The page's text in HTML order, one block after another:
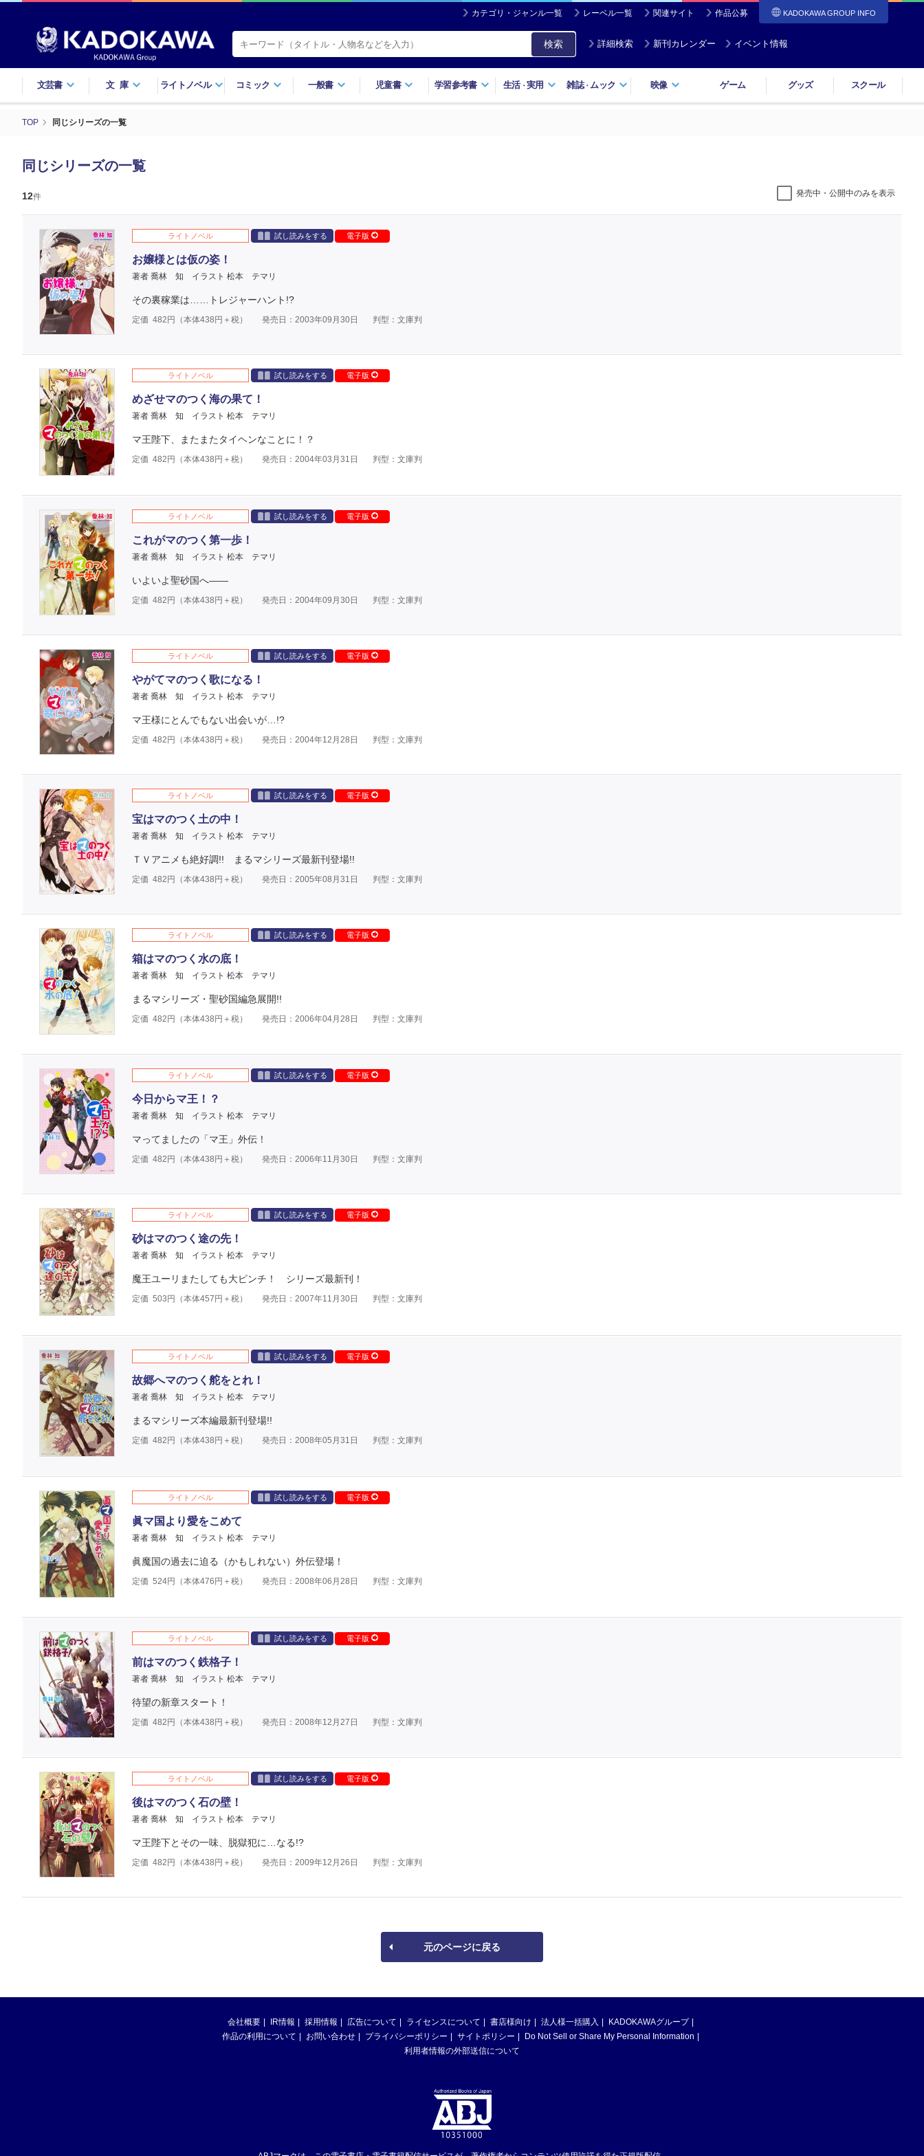
カテゴリ・ジャンル一覧 レーベル一覧 関連サイト 作品公募 KADOKAWA GROUP INFO
検索 詳細検索 新刊カレンダー イベント情報
文芸書 文庫 ライトノベル コミック 一般書 児童書 学習参考書 生活・実用 雑誌・ ムック 映像 ゲーム グッズ スクール
TOP 同じシリーズの一覧
同じシリーズの一覧
12件 発売中・公開中のみを表示
ライトノベル 試し読みをする 電子版
お嬢様とは仮の姿！
著者 喬林 知 イラスト 松本 テマリ
その裏稼業は……トレジャーハント!?
定価 482 円（本体438 円＋税） 発売日：2003年09月30日 判型：文庫判
ライトノベル 試し読みをする 電子版
めざせマのつく海の果て！
著者 喬林 知 イラスト 松本 テマリ
マ王陛下、またまたタイヘンなことに！？
定価 482 円（本体438 円＋税） 発売日：2004年03月31日 判型：文庫判
ライトノベル 試し読みをする 電子版
これがマのつく第一歩！
著者 喬林 知 イラスト 松本 テマリ
いよいよ聖砂国へ――
定価 482 円（本体438 円＋税） 発売日：2004年09月30日 判型：文庫判
ライトノベル 試し読みをする 電子版
やがてマのつく歌になる！
著者 喬林 知 イラスト 松本 テマリ
マ王様にとんでもない出会いが…!?
定価 482 円（本体438 円＋税） 発売日：2004年12月28日 判型：文庫判
ライトノベル 試し読みをする 電子版
宝はマのつく土の中！
著者 喬林 知 イラスト 松本 テマリ
ＴＶアニメも絶好調!! まるマシリーズ最新刊登場!!
定価 482 円（本体438 円＋税） 発売日：2005年08月31日 判型：文庫判
ライトノベル 試し読みをする 電子版
箱はマのつく水の底！
著者 喬林 知 イラスト 松本 テマリ
まるマシリーズ・聖砂国編急展開!!
定価 482 円（本体438 円＋税） 発売日：2006年04月28日 判型：文庫判
ライトノベル 試し読みをする 電子版
今日からマ王！？
著者 喬林 知 イラスト 松本 テマリ
マってましたの「マ王」外伝！
定価 482 円（本体438 円＋税） 発売日：2006年11月30日 判型：文庫判
ライトノベル 試し読みをする 電子版
砂はマのつく途の先！
著者 喬林 知 イラスト 松本 テマリ
魔王ユーリまたしても大ピンチ！ シリーズ最新刊！
定価 503 円（本体457 円＋税） 発売日：2007年11月30日 判型：文庫判
ライトノベル 試し読みをする 電子版
故郷へマのつく舵をとれ！
著者 喬林 知 イラスト 松本 テマリ
まるマシリーズ本編最新刊登場!!
定価 482 円（本体438 円＋税） 発売日：2008年05月31日 判型：文庫判
ライトノベル 試し読みをする 電子版
眞マ国より愛をこめて
著者 喬林 知 イラスト 松本 テマリ
眞魔国の過去に迫る（かもしれない）外伝登場！
定価 524円（本体476 円＋税） 発売日：2008年06月28日 判型：文庫判
ライトノベル 試し読みをする 電子版
前はマのつく鉄格子！
著者 喬林 知 イラスト 松本 テマリ
待望の新章スタート！
定価 482 円（本体438 円＋税） 発売日：2008年12月27日 判型：文庫判
ライトノベル 試し読みをする 電子版
後はマのつく石の壁！
著者 喬林 知 イラスト 松本 テマリ
マ王陛下とその一味、脱獄犯に…なる!?
定価 482 円（本体438 円＋税） 発売日：2009年12月26日 判型：文庫判
元のページに戻る
会社概要 IR情報 採用情報 広告について ライセンスについて 書店様向け 法人様一括購入
KADOKAWAグループ
作品の利用について
お問い合わせ プライバシーポリシー サイトポリシー
Do Not Sell or Share My Personal Information
利用者情報の外部送信について